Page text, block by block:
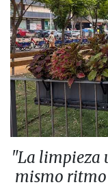
"La limpieza
mismo ritmo